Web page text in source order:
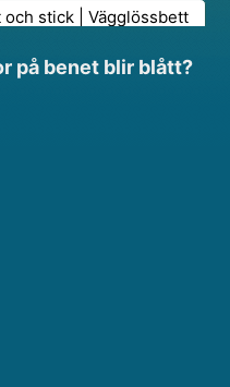
och stick Vägglössbett
på benet blir blått?